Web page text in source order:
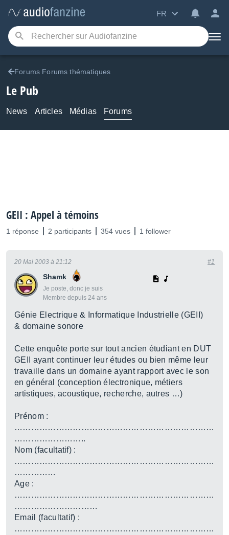
FR
Forums Forums thématiques
Le Pub
News Articles Médias Forums
GEII : Appel à témoins
1 réponse 2 participants 354 vues 1 follower
Shamk
Je poste, donc je suis
Membre depuis 24 ans
20 Mai 2003 à 21:12 #1
Génie Electrique & Informatique Industrielle (GEII)
& domaine sonore
Cette enquête porte sur tout ancien étudiant en DUT
GEII ayant continuer leur études ou bien même leur
travaille dans un domaine ayant rapport avec le son
en général (conception électronique, métiers
artistiques, acoustique, recherche, autres …)
Prénom :
………………………………………………………………
……………………..
Nom (facultatif) :
………………………………………………………………
……………
Age :
………………………………………………………………
…………………………
Email (facultatif) :
………………………………………………………………